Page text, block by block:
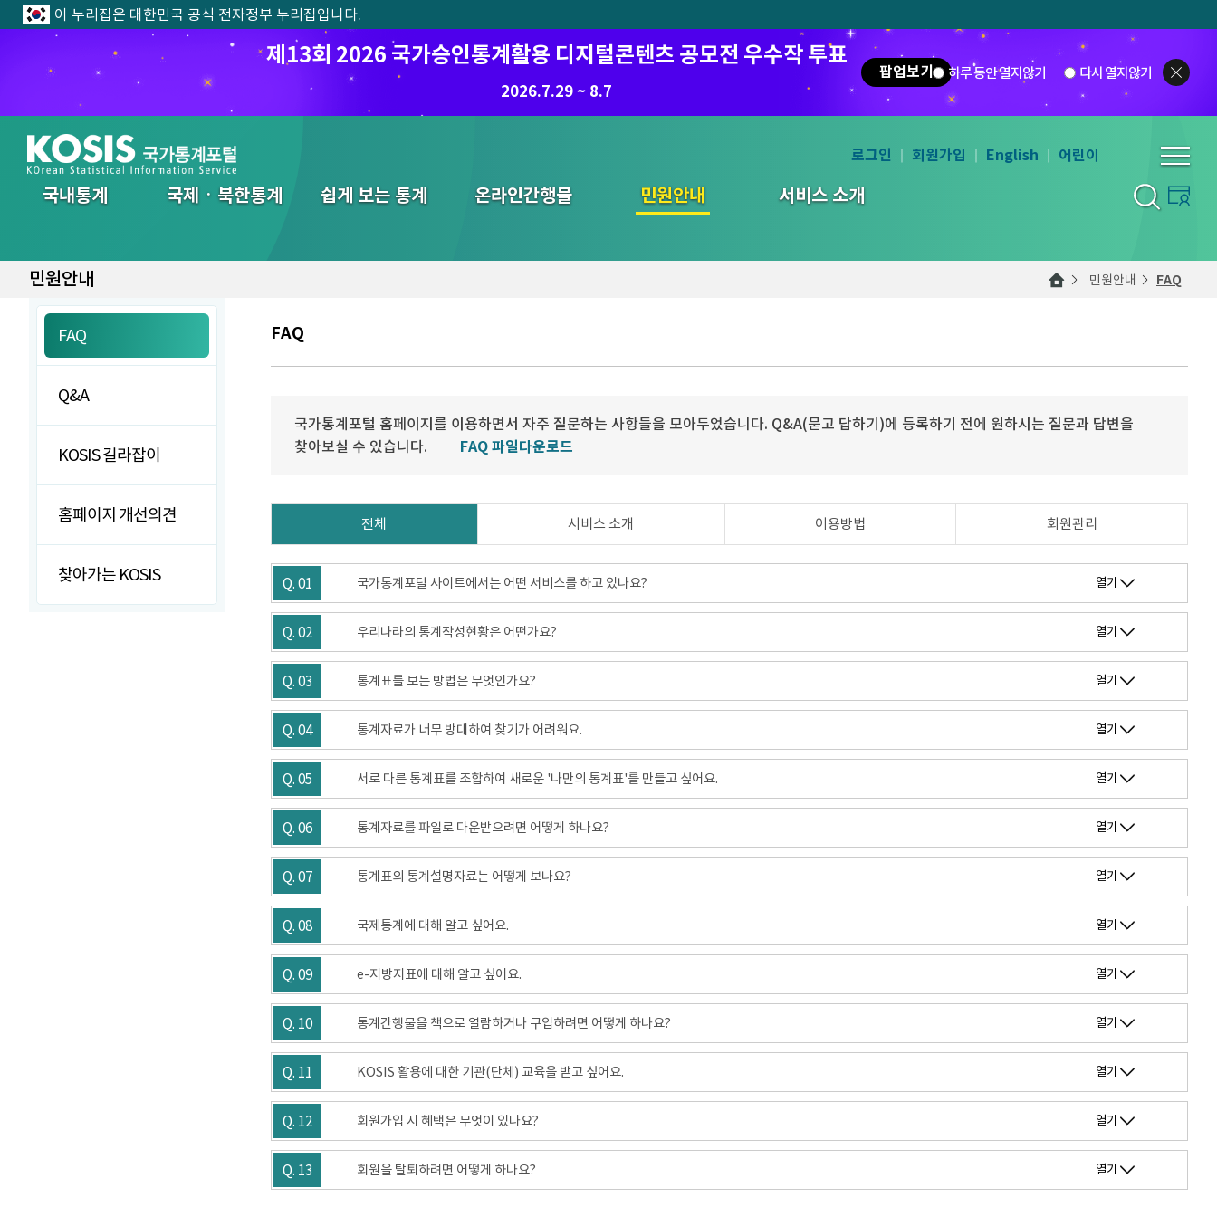
이 누리집은 대한민국 공식 전자정부 누리집입니다.
제13회 2026 국가승인통계활용 디지털콘텐츠 공모전 우수작 투표
2026.7.29 ~ 8.7
팝업보기 하루 동안 열지않기 다시 열지않기
국내통계 국제ㆍ북한통계 쉽게 보는 통계 온라인간행물 민원안내 서비스 소개
통합검색
로그인 회원가입 English 어린이
민원안내 민원안내 FAQ
FAQ
Q&A
KOSIS 길라잡이
홈페이지 개선의견
찾아가는 KOSIS
FAQ
국가통계포털 홈페이지를 이용하면서 자주 질문하는 사항들을 모아두었습니다. Q&A(묻고 답하기)에 등록하기 전에 원하시는 질문과 답변을
찾아보실 수 있습니다.
FAQ 파일다운로드
전체 서비스 소개 이용방법 회원관리
Q. 01 국가통계포털 사이트에서는 어떤 서비스를 하고 있나요? 열기
Q. 02 우리나라의 통계작성현황은 어떤가요? 열기
Q. 03 통계표를 보는 방법은 무엇인가요? 열기
Q. 04 통계자료가 너무 방대하여 찾기가 어려워요. 열기
Q. 05 서로 다른 통계표를 조합하여 새로운 '나만의 통계표'를 만들고 싶어요. 열기
Q. 06 통계자료를 파일로 다운받으려면 어떻게 하나요? 열기
Q. 07 통계표의 통계설명자료는 어떻게 보나요? 열기
Q. 08 국제통계에 대해 알고 싶어요. 열기
Q. 09 e-지방지표에 대해 알고 싶어요. 열기
Q. 10 통계간행물을 책으로 열람하거나 구입하려면 어떻게 하나요? 열기
Q. 11 KOSIS 활용에 대한 기관(단체) 교육을 받고 싶어요. 열기
Q. 12 회원가입 시 혜택은 무엇이 있나요? 열기
Q. 13 회원을 탈퇴하려면 어떻게 하나요? 열기